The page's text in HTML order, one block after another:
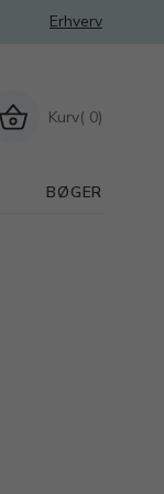
Erhverv
Kurv( 0)
BØGER